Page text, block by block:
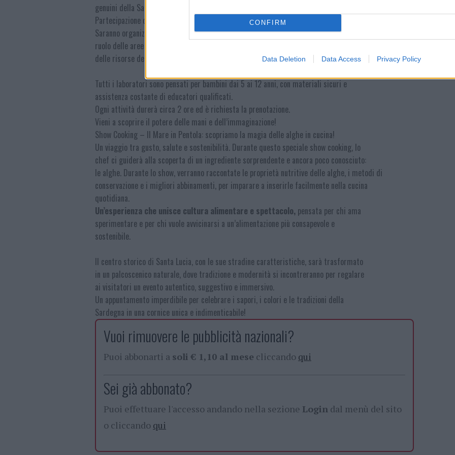
CONFIRM
Data Deletion Data Access Privacy Policy
genuini della Sardegna.
Partecipazione dell’Area Marina Protetta
Saranno organizzate attività laboratoriali di sensibilizzazione e divulgazione sul
ruolo delle aree marine protette nella tutela dell’ecosistema e nella valorizzazione
delle risorse del territorio.
Tutti i laboratori sono pensati per bambini dai 5 ai 12 anni, con materiali sicuri e
assistenza costante di educatori qualificati.
Ogni attività durerà circa 2 ore ed è richiesta la prenotazione.
Vieni a scoprire il potere delle mani e dell’immaginazione!
Show Cooking – Il Mare in Pentola: scopriamo la magia delle alghe in cucina!
Un viaggio tra gusto, salute e sostenibilità. Durante questo speciale show cooking, lo
chef ci guiderà alla scoperta di un ingrediente sorprendente e ancora poco conosciuto:
le alghe. Durante lo show, verranno raccontate le proprietà nutritive delle alghe, i metodi di
conservazione e i migliori abbinamenti, per imparare a inserirle facilmente nella cucina
quotidiana.
Un’esperienza che unisce cultura alimentare e spettacolo, pensata per chi ama
sperimentare e per chi vuole avvicinarsi a un’alimentazione più consapevole e
sostenibile.
Il centro storico di Santa Lucia, con le sue stradine caratteristiche, sarà trasformato
in un palcoscenico naturale, dove tradizione e modernità si incontreranno per regalare
ai visitatori un evento autentico, suggestivo e immersivo.
Un appuntamento imperdibile per celebrare i sapori, i colori e le tradizioni della
Sardegna in una cornice unica e indimenticabile!
Vuoi rimuovere le pubblicità nazionali?
Puoi abbonarti a soli € 1,10 al mese cliccando qui
Sei già abbonato?
Puoi effettuare l'accesso andando nella sezione Login dal menù del sito
o cliccando qui